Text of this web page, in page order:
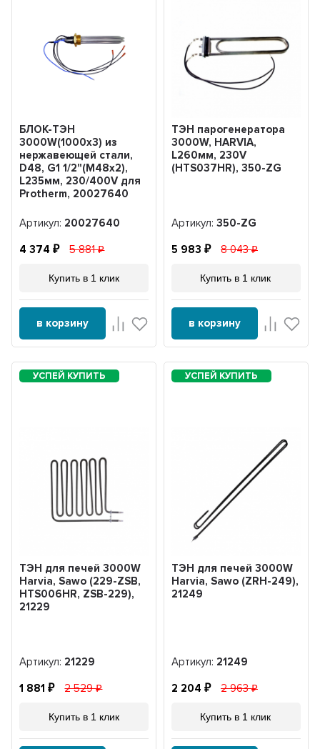
БЛОК-ТЭН
3000W(1000x3) из
нержавеющей стали,
D48, G1 1/2"(М48х2),
L235мм, 230/400V для
Protherm, 20027640
Артикул: 20027640
4 374 5 881
Купить в 1 клик
в корзину
ТЭН парогенератора
3000W, HARVIA,
L260мм, 230V
(HTS037HR), 350-ZG
Артикул: 350-ZG
5 983 8 043
Купить в 1 клик
в корзину
ТЭН для печей 3000W
Harvia, Sawo (229-ZSB,
HTS006HR, ZSB-229),
21229
Артикул: 21229
1 881 2 529
Купить в 1 клик
ТЭН для печей 3000W
Harvia, Sawo (ZRH-249),
21249
Артикул: 21249
2 204 2 963
Купить в 1 клик